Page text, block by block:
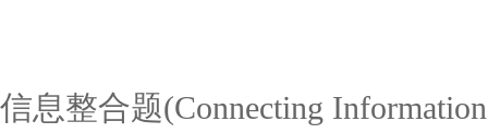
信息整合题(Connecting